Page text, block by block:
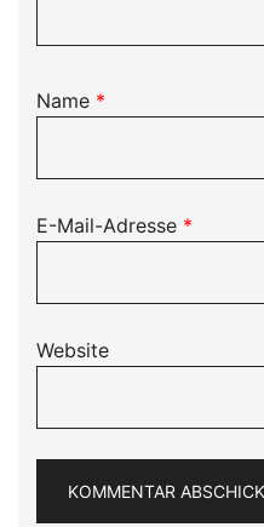
Name *
E-Mail-Adresse *
Website